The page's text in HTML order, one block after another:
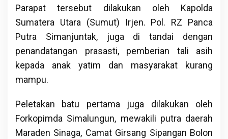
Parapat tersebut dilakukan oleh Kapolda
Sumatera Utara (Sumut) Irjen. Pol. RZ Panca
Putra Simanjuntak, juga di tandai dengan
penandatangan prasasti, pemberian tali asih
kepada anak yatim dan masyarakat kurang
mampu.
Peletakan batu pertama juga dilakukan oleh
Forkopimda Simalungun, mewakili putra daerah
Maraden Sinaga, Camat Girsang Sipangan Bolon